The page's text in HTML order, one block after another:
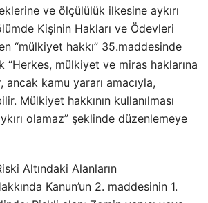
ve ölçülülük ilkesine aykırı
Kişinin Hakları ve Ödevleri
“mülkiyet hakkı” 35.maddesinde
“Herkes, mülkiyet ve miras haklarına
ancak kamu yararı amacıyla,
Mülkiyet hakkının kullanılması
olamaz” şeklinde düzenlemeye
Altındaki Alanların
Kanun’un 2. maddesinin 1.